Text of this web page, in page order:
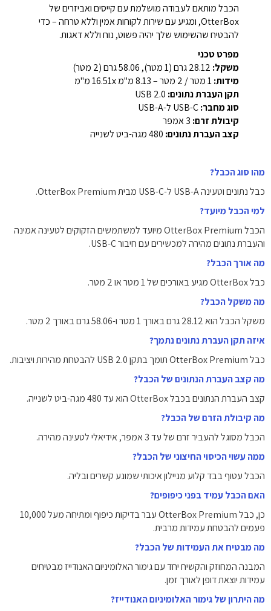
הכבל מותאם לעבודה מושלמת עם קייסים ואביזרים של
OtterBox, ומגיע עם שירות לקוחות אמין וללא טרחה – כדי
להבטיח שהשימוש שלך יהיה פשוט, נוח וללא דאגות.
מפרט טכני
משקל: 28.12 גרם (1 מטר), 58.06 גרם (2 מטר)
מידות:1 מטר / 2 מטר – 8.13 מ"מ 16.51x מ"מ
תקן העברת נתונים: USB 2.0
סוג מחבר:
קיבולת זרם:
קצב העברת נתונים:
מהו סוג הכבל?
כבל נתונים וטעינה USB-A ל-USB-C מבית OtterBox Premium.
למי הכבל מיועד?
הכבל OtterBox Premium מיועד למשתמשים הזקוקים לטעינה אמינה
והעברת נתונים מהירה למכשירים עם חיבור USB-C.
מה אורך הכבל?
כבל OtterBox מגיע באורכים של 1 מטר או 2 מטר.
מה משקל הכבל?
משקל הכבל הוא 28.12 גרם באורך 1 מטר ו-58.06 גרם באורך 2 מטר.
איזה תקן העברת נתונים נתמך?
כבל OtterBox Premium תומך בתקן USB 2.0 להבטחת מהירות ויציבות.
מה קצב העברת הנתונים של הכבל?
קצב העברת הנתונים בכבל OtterBox הוא עד 480 מגה-ביט לשנייה.
מה קיבולת הזרם של הכבל?
הכבל מסוגל להעביר זרם של עד 3 אמפר, אידיאלי לטעינה מהירה.
ממה עשוי הכיסוי החיצוני של הכבל?
הכבל עטוף בבד קלוע מניילון איכותי שמונע קשרים ובליה.
האם הכבל עמיד בפני כיפופים?
כן, כבל OtterBox Premium עבר בדיקות כיפוף ומתיחה מעל 10,000
פעמים להבטחת עמידות מרבית.
מה מבטיח את העמידות של הכבל?
המבנה המחוזק והקשיח יחד עם גימור האלומיניום האנודייז מבטיחים
עמידות יוצאת דופן לאורך זמן.
מה היתרון של גימור האלומיניום האנודייז?